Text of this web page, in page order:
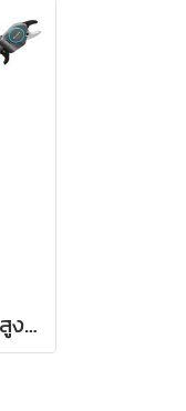
Gardena กรรไกรตัดกิ่งสูงแบบดึง ปรับความยาวได้ 400 ซม. (12081-20)